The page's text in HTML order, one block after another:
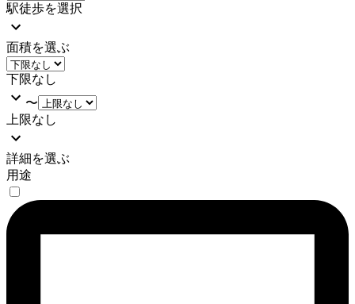
駅徒歩を選択
面積を選ぶ
下限なし
〜
上限なし
詳細を選ぶ
用途